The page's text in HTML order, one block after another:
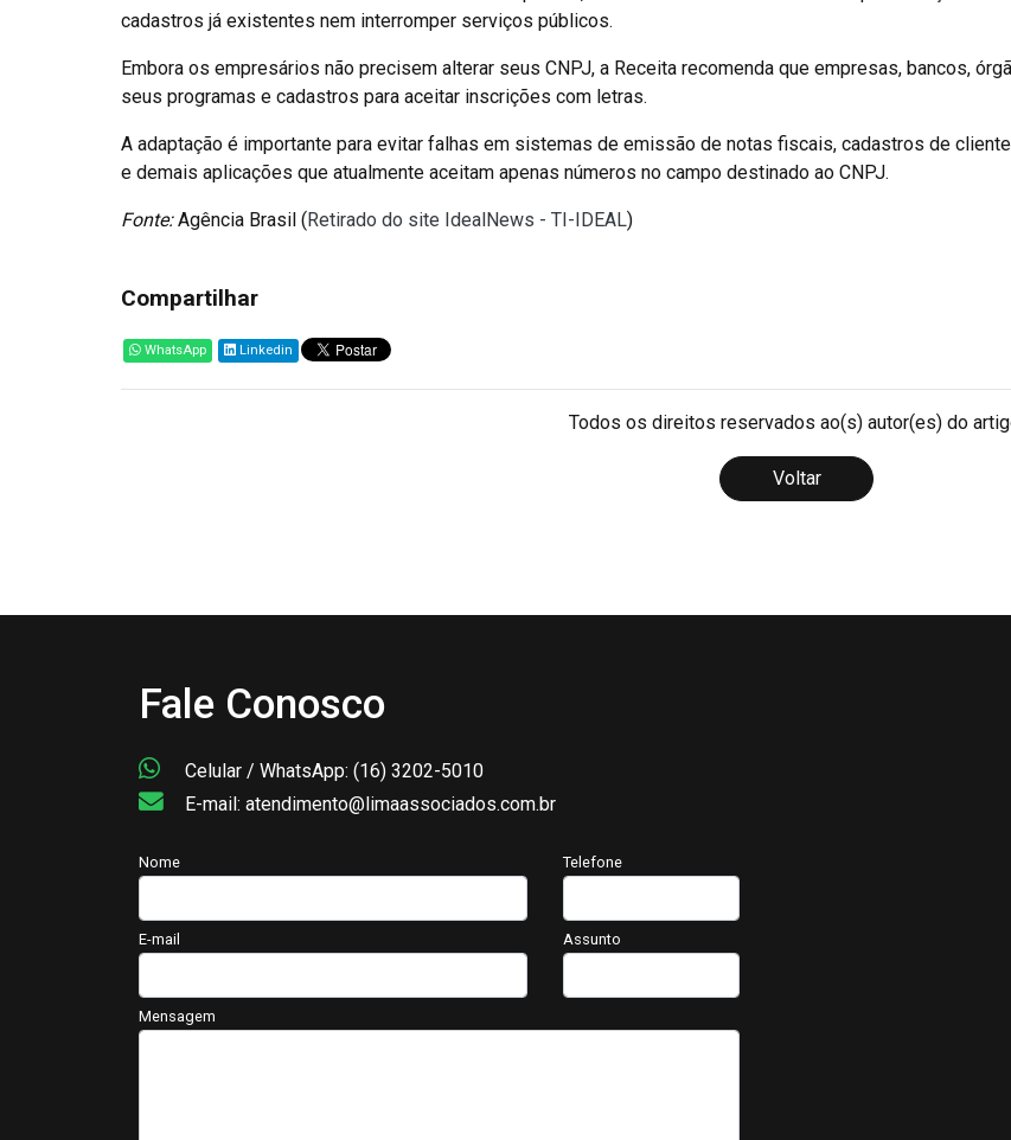
cadastros já existentes nem interromper serviços públicos.
Embora os empresários não precisem alterar seus CNPJ, a Receita recomenda que empresas, bancos,
seus programas e cadastros para aceitar inscrições com letras.
A adaptação é importante para evitar falhas em sistemas de emissão de notas fiscais, cadastros de
e demais aplicações que atualmente aceitam apenas números no campo destinado ao CNPJ.
Fonte:Agência Brasil (Retirado do site IdealNews - TI-IDEAL)
Compartilhar
WhatsApp Linkedin
Todos os direitos reservados ao(s) autor(es) do
Voltar
Fale Conosco
Celular / WhatsApp: (16) 3202-5010
E-mail: atendimento@limaassociados.com.br
Nome Telefone
E-mail Assunto
Mensagem